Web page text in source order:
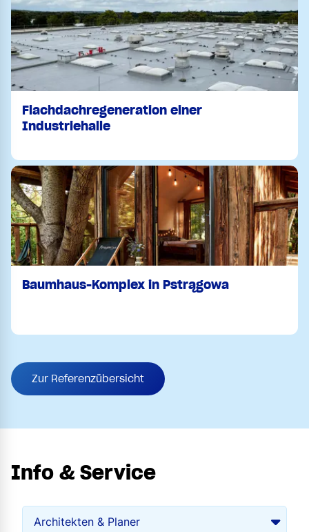
Flachdachregeneration einer
Industriehalle
Baumhaus-Komplex in Pstrągowa
Zur Referenzübersicht
Info & Service